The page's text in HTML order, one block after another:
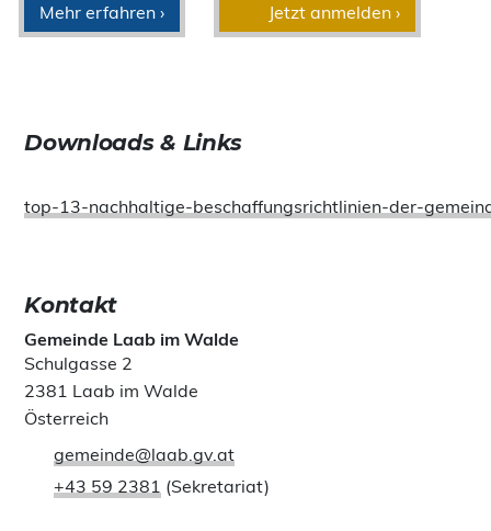
Mehr erfahren › Jetzt anmelden ›
Downloads & Links
top-13-nachhaltige-beschaffungsrichtlinien-der-
Kontakt
Gemeinde Laab im Walde
Schulgasse 2
2381 Laab im Walde
Österreich
gemeinde@laab.gv.at
+43 59 2381 (Sekretariat)